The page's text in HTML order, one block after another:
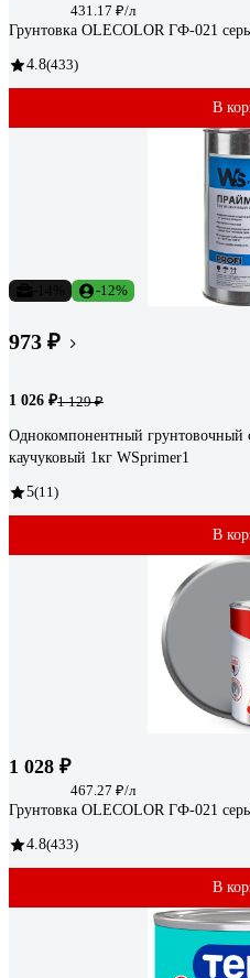
431.17 ₽/л
Грунтовка OLECOLOR ГФ-021
4.8(433)
В
-12%
973 ₽
1 026 ₽1 129 ₽
Однокомпонентный грунтовочный
каучуковый 1кг WSprimer1
5(11)
В
1 028 ₽
467.27 ₽/л
Грунтовка OLECOLOR ГФ-021
4.8(433)
В